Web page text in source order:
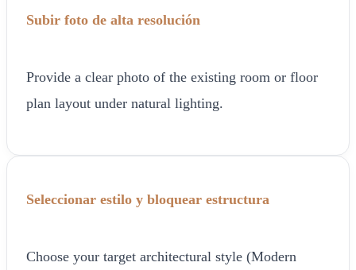
Subir foto de alta resolución
Provide a clear photo of the existing room or floor
plan layout under natural lighting.
Seleccionar estilo y bloquear estructura
Choose your target architectural style (Modern